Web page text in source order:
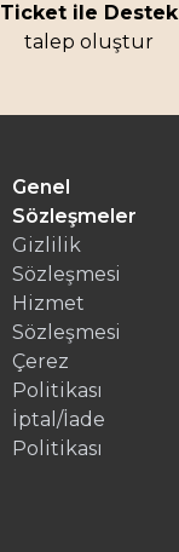
Ticket ile Destek
talep oluştur
Genel
Sözleşmeler
Gizlilik
Sözleşmesi
Hizmet
Sözleşmesi
Çerez
Politikası
İptal/İade
Politikası